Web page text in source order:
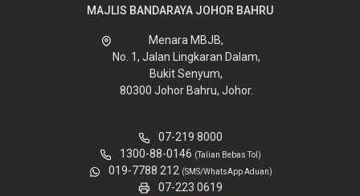
MAJLIS BANDARAYA JOHOR BAHRU
Menara MBJB,
No. 1, Jalan Lingkaran Dalam,
Bukit Senyum,
80300 Johor Bahru, Johor.
07-219 8000
1300-88-0146 (Talian Bebas Tol)
019-7788 212 (SMS/WhatsApp Aduan)
07-223 0619